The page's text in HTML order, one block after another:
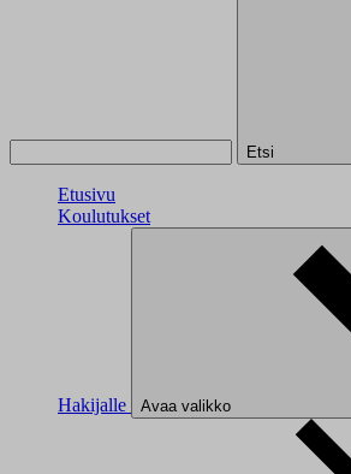
Etsi
Etusivu
Koulutukset
Hakijalle Avaa valikko